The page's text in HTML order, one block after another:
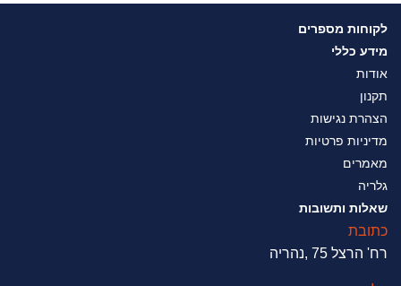
לקוחות מספרים
מידע כללי
אודות
תקנון
הצהרת נגישות
מדיניות פרטיות
מאמרים
גלריה
שאלות ותשובות
כתובת
רח' הרצל 75 ,נהריה